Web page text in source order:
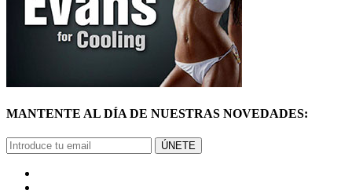
MANTENTE AL DÍA DE NUESTRAS NOVEDADES:
ÚNETE